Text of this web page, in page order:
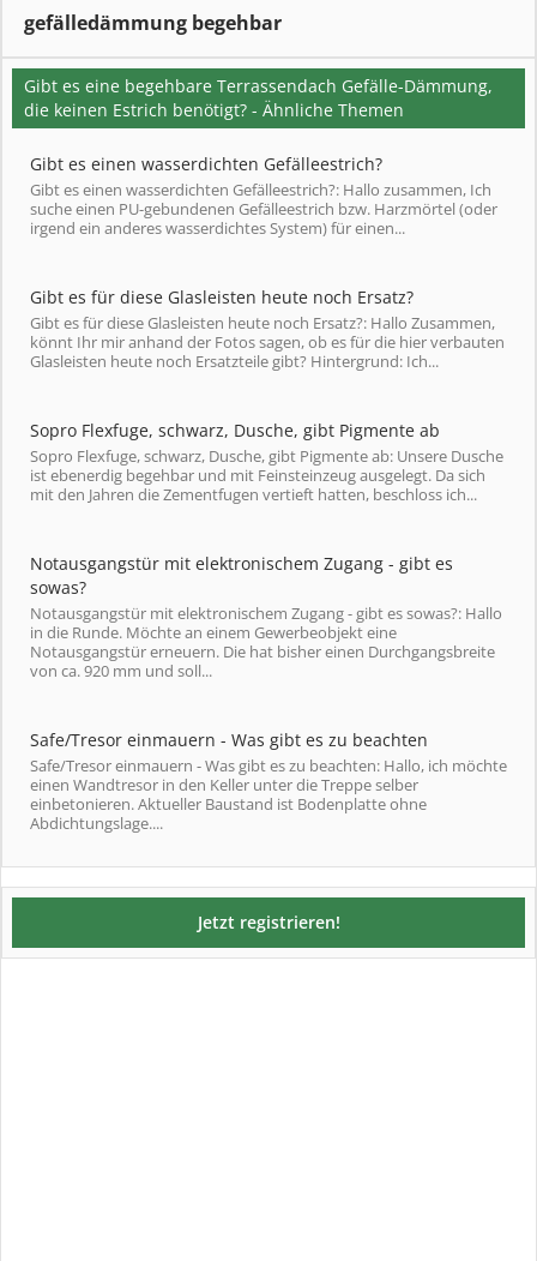
gefälledämmung begehbar
Gibt es eine begehbare Terrassendach Gefälle-Dämmung,
die keinen Estrich benötigt? - Ähnliche Themen
Gibt es einen wasserdichten Gefälleestrich?
Gibt es einen wasserdichten Gefälleestrich?: Hallo zusammen, Ich
suche einen PU-gebundenen Gefälleestrich bzw. Harzmörtel (oder
irgend ein anderes wasserdichtes System) für einen...
Gibt es für diese Glasleisten heute noch Ersatz?
Gibt es für diese Glasleisten heute noch Ersatz?: Hallo Zusammen,
könnt Ihr mir anhand der Fotos sagen, ob es für die hier verbauten
Glasleisten heute noch Ersatzteile gibt? Hintergrund: Ich...
Sopro Flexfuge, schwarz, Dusche, gibt Pigmente ab
Sopro Flexfuge, schwarz, Dusche, gibt Pigmente ab: Unsere Dusche
ist ebenerdig begehbar und mit Feinsteinzeug ausgelegt. Da sich
mit den Jahren die Zementfugen vertieft hatten, beschloss ich...
Notausgangstür mit elektronischem Zugang - gibt es
sowas?
Notausgangstür mit elektronischem Zugang - gibt es sowas?: Hallo
in die Runde. Möchte an einem Gewerbeobjekt eine
Notausgangstür erneuern. Die hat bisher einen Durchgangsbreite
von ca. 920 mm und soll...
Safe/Tresor einmauern - Was gibt es zu beachten
Safe/Tresor einmauern - Was gibt es zu beachten: Hallo, ich möchte
einen Wandtresor in den Keller unter die Treppe selber
einbetonieren. Aktueller Baustand ist Bodenplatte ohne
Abdichtungslage....
Jetzt registrieren!